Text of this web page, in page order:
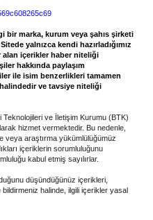
bir marka, kurum veya şahıs şirketi
yalnızca kendi hazırladığımız
alan içerikler haber niteliği
hakkında paylaşım
ile isim benzerlikleri tamamen
ve tavsiye niteliği
Teknolojileri ve İletişim Kurumu (BTK)
hizmet vermektedir. Bu nedenle,
veya araştırma yükümlülüğümüz
içeriklerin sorumluluğunu
kabul etmiş sayılırlar.
düşündüğünüz içerikleri,
bildirmeniz halinde, ilgili içerikler yasal